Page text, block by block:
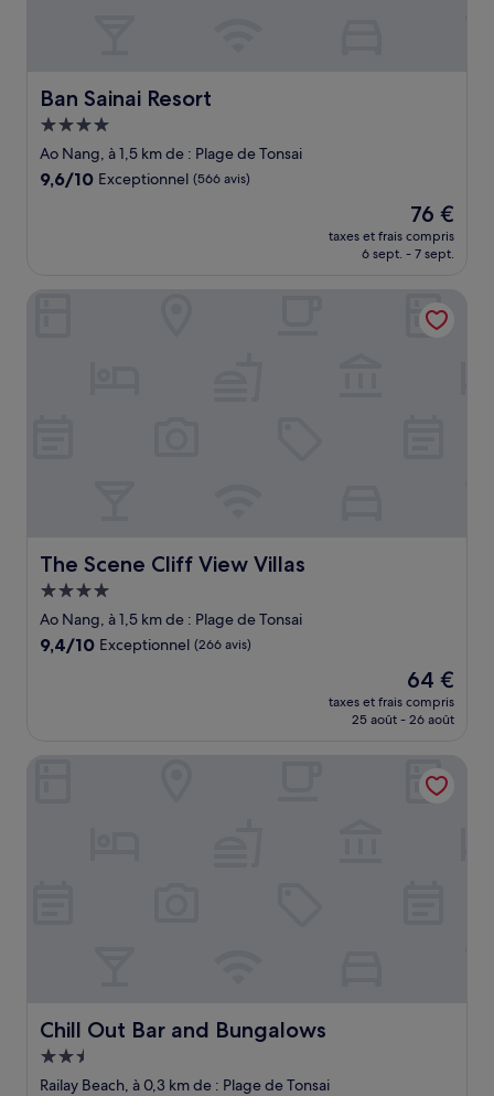
Ban Sainai Resort
Ban Sainai Resort
Hébergement
4.0 étoiles
Ao Nang, à 1,5 km de : Plage de Tonsai
9.6
9,6/10 Exceptionnel (566 avis)
Le
nouveau
prix
de
76 €
76 €
taxes et frais compris
6 sept. - 7 sept.
The Scene Cliff View Villas
The Scene Cliff View Villas
Hébergement
4.0 étoiles
Ao Nang, à 1,5 km de : Plage de Tonsai
9.4
9,4/10 Exceptionnel (266 avis)
Le
nouveau
prix
de
64 €
64 €
taxes et frais compris
25 août - 26 août
Chill Out Bar and Bungalows
Chill Out Bar and Bungalows
Hébergement
2.5 étoiles
Railay Beach, à 0,3 km de : Plage de Tonsai